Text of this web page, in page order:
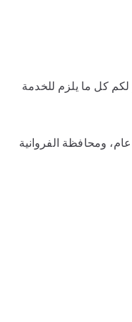
لكم كل ما يلزم للخدمة
ومحافظة الفروانية